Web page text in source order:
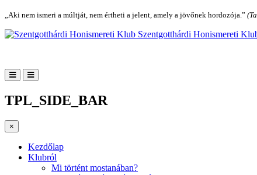
„Aki nem ismeri a múltját, nem értheti a jelent, amely a jövőnek hordozója.”
Szentgotthárdi Honismereti
TPL_SIDE_BAR
×
Kezdőlap
Klubról
Mi történt mostanában?